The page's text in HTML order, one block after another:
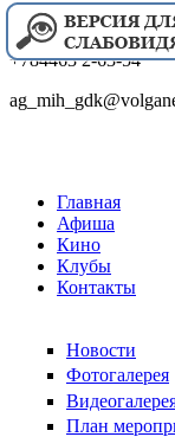
+784463 2-63-54
Главная
Афиша
Кино
Клубы
Контакты
Новости
Фотогалерея
План